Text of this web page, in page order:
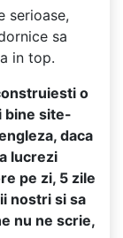
serioase,
sa
in top.
o
bine site-
daca
lucrezi
pe zi, 5 zile
nostri si sa
nu ne scrie,